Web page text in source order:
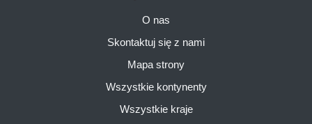
O nas
Skontaktuj się z nami
Mapa strony
Wszystkie kontynenty
Wszystkie kraje